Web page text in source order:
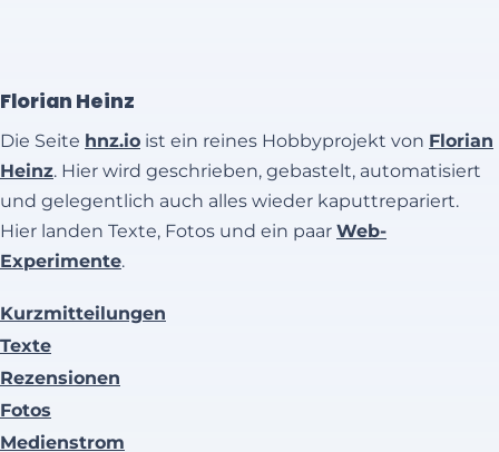
Florian Heinz
Die Seite hnz.io ist ein reines Hobbyprojekt von Florian
Heinz. Hier wird geschrieben, gebastelt, automatisiert
und gelegentlich auch alles wieder kaputtrepariert.
Hier landen Texte, Fotos und ein paar Web-
Experimente.
Kurzmitteilungen
Texte
Rezensionen
Fotos
Medienstrom